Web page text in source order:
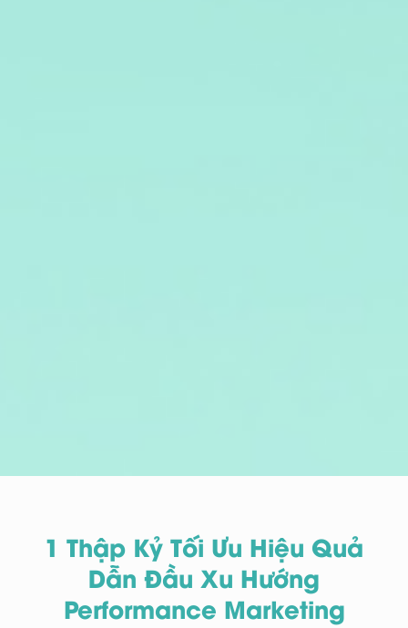
1 Thập Kỷ Tối Ưu Hiệu Quả
Dẫn Đầu Xu Hướng
Performance Marketing